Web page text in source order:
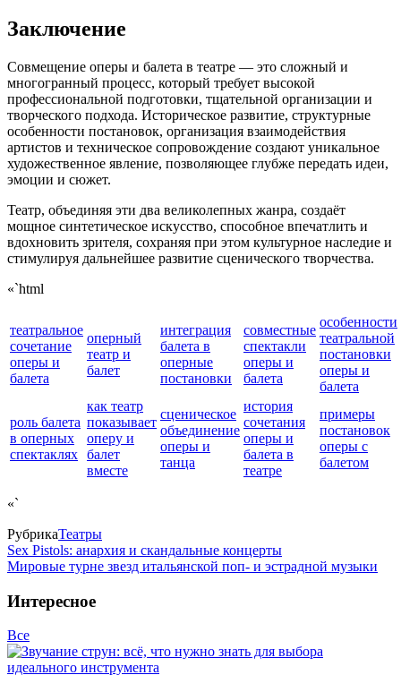
Заключение
Совмещение оперы и балета в театре — это сложный и
многогранный процесс, который требует высокой
профессиональной подготовки, тщательной организации и
творческого подхода. Историческое развитие, структурные
особенности постановок, организация взаимодействия
артистов и техническое сопровождение создают уникальное
художественное явление, позволяющее глубже передать идеи,
эмоции и сюжет.
Театр, объединяя эти два великолепных жанра, создаёт
мощное синтетическое искусство, способное впечатлить и
вдохновить зрителя, сохраняя при этом культурное наследие и
стимулируя дальнейшее развитие сценического творчества.
«`html
театральное
сочетание
оперы и
балета
оперный
театр и
балет
интеграция
балета в
оперные
постановки
совместные
спектакли
оперы и
балета
особенности
театральной
постановки
оперы и
балета
роль балета
в оперных
спектаклях
как театр
показывает
оперу и
балет
вместе
сценическое
объединение
оперы и
танца
история
сочетания
оперы и
балета в
театре
примеры
постановок
оперы с
балетом
«`
РубрикаТеатры
Sex Pistols: анархия и скандальные концерты
Мировые турне звезд итальянской поп- и эстрадной музыки
Интересное
Все